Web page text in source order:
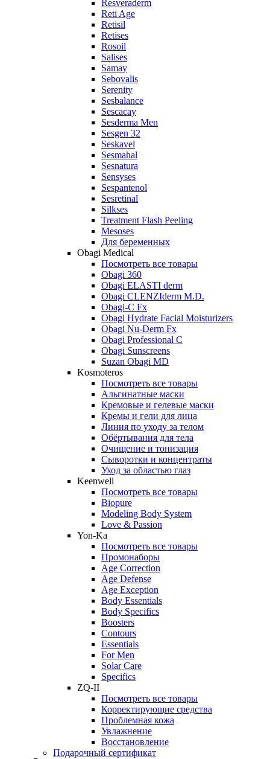
Resveraderm
Reti Age
Retisil
Retises
Rosoil
Salises
Samay
Sebovalis
Serenity
Sesbalance
Sescacay
Sesderma Men
Sesgen 32
Seskavel
Sesmahal
Sesnatura
Sensyses
Sespantenol
Sesretinal
Silkses
Treatment Flash Peeling
Mesoses
Для беременных
Obagi Medical
Посмотреть все товары
Obagi 360
Obagi ELASTI derm
Obagi CLENZIderm M.D.
Obagi-C Fx
Obagi Hydrate Facial Moisturizers
Obagi Nu-Derm Fx
Obagi Professional C
Obagi Sunscreens
Suzan Obagi MD
Kosmoteros
Посмотреть все товары
Альгинатные маски
Кремовые и гелевые маски
Кремы и гели для лица
Линия по уходу за телом
Обёртывания для тела
Очищение и тонизация
Сыворотки и концентраты
Уход за областью глаз
Keenwell
Посмотреть все товары
Biopure
Modeling Body System
Love & Passion
Yon-Ka
Посмотреть все товары
Промонаборы
Age Correction
Age Defense
Age Exception
Body Essentials
Body Specifics
Boosters
Contours
Essentials
For Men
Solar Care
Specifics
ZQ-II
Посмотреть все товары
Корректирующие средства
Проблемная кожа
Увлажнение
Восстановление
Подарочный сертификат